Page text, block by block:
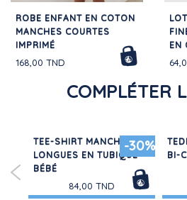
ROBE ENFANT EN COTON
MANCHES COURTES
IMPRIMÉ
168,00 TND
EN
COMPLÉTER
-30%
TEE-SHIRT MANCHES
LONGUES EN TUBIQUE
BÉBÉ
84,00 TND
BI-